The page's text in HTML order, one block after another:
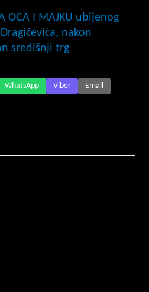
OCA I MAJKU ubijenog
nakon
središnji trg
WhatsApp Viber Email